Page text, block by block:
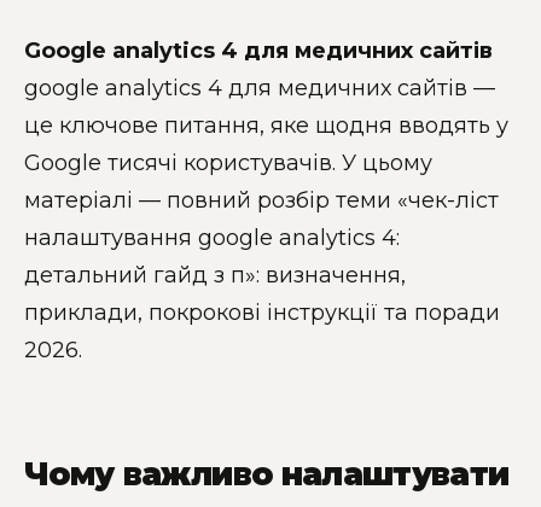
Google analytics 4 для медичних сайтів
google analytics 4 для медичних сайтів —
це ключове питання, яке щодня вводять у
Google тисячі користувачів. У цьому
матеріалі — повний розбір теми «чек-ліст
налаштування google analytics 4:
детальний гайд з п»: визначення,
приклади, покрокові інструкції та поради
2026.
Чому важливо налаштувати